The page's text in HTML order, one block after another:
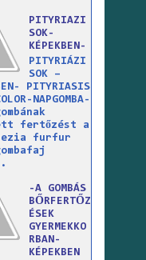
PITYRIAZI
SOK-
KÉPEKBEN-
PITYRIÁZI
SOK –
PITYRIASIS
NAPGOMBA-
fertőzést a
furfur
-A GOMBÁS
BŐRFERTŐZ
ÉSEK
GYERMEKKO
RBAN-
KÉPEKBEN